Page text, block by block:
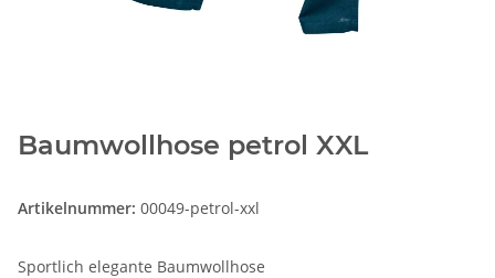
Baumwollhose petrol XXL
Artikelnummer: 00049-petrol-xxl
Sportlich elegante Baumwollhose